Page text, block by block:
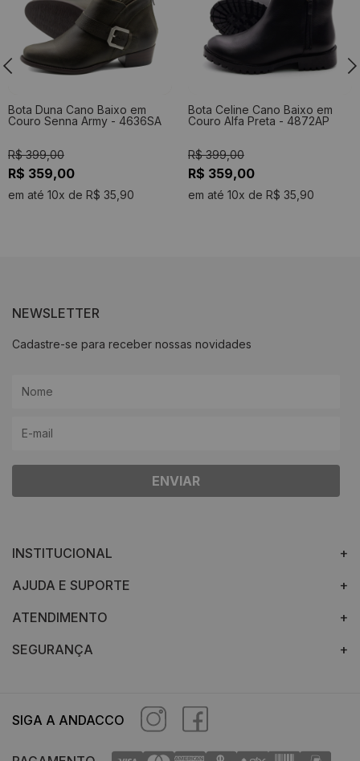
Bota Duna Cano Baixo em
Couro Senna Army - 4636SA
R$ 399,00
R$ 359,00
em até 10x de R$ 35,90
Bota Celine Cano Baixo em
Couro Alfa Preta - 4872AP
R$ 399,00
R$ 359,00
em até 10x de R$ 35,90
NEWSLETTER
Cadastre-se para receber nossas novidades
ENVIAR
INSTITUCIONAL
AJUDA E SUPORTE
ATENDIMENTO
SEGURANÇA
SIGA A ANDACCO